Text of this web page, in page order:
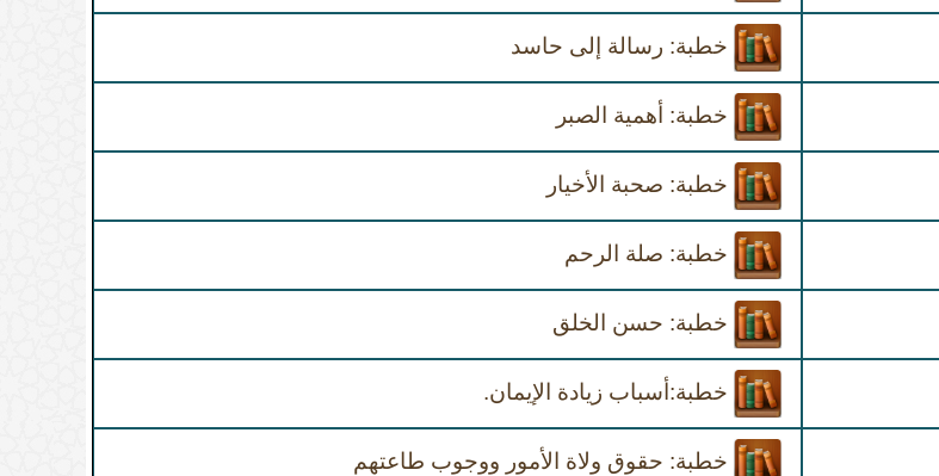
خطبة: رسالة إلى حاسد
خطبة: أهمية الصبر
خطبة: صحبة الأخيار
خطبة: صلة الرحم
خطبة: حسن الخلق
خطبة:أسباب زيادة الإيمان.
خطبة: حقوق ولاة الأمور ووجوب طاعتهم